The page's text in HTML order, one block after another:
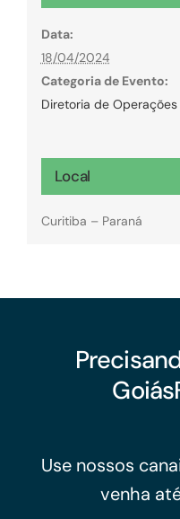
Data:
18/04/2024
Categoria de Evento:
Diretoria de Operações
Local
Curitiba – Paraná
Use nossos
venha